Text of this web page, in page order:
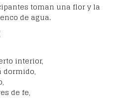
toman una flor y la
de agua.
interior,
dormido,
de fe,